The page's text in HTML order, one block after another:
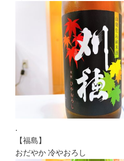
.
【福島】
おだやか 冷やおろし